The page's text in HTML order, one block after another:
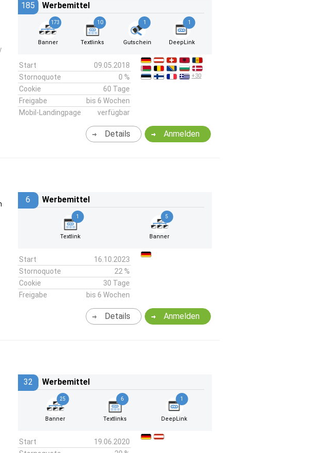
185 Werbemittel
173
Banner
10
Textlinks
1
Gutschein
1
DeepLink
Start
09.05.2018
Stornoquote
0 %
Cookie
60 Tage
Freigabe
bis 6 Wochen
Mobil-Landingpage
verfügbar
+30
Anmelden
Details
6 Werbemittel
1
Textlink
5
Banner
Start
16.10.2023
Stornoquote
22 %
Cookie
30 Tage
Freigabe
bis 6 Wochen
Anmelden
Details
32 Werbemittel
25
Banner
6
Textlinks
1
DeepLink
Start
19.06.2020